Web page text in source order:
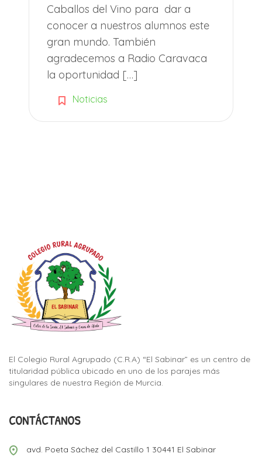
Caballos del Vino para dar a
conocer a nuestros alumnos este
gran mundo. También
agradecemos a Radio Caravaca
la oportunidad […]
Noticias
El Colegio Rural Agrupado (C.R.A) “El Sabinar” es un centro de
titularidad pública ubicado en uno de los parajes más
singulares de nuestra Región de Murcia.
CONTÁCTANOS
avd. Poeta Sáchez del Castillo 1 30441 El Sabinar